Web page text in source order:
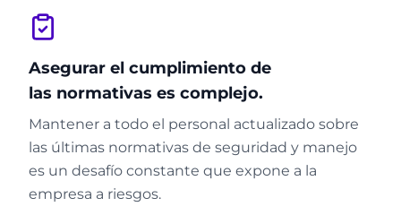
Asegurar el cumplimiento de
las normativas es complejo.
Mantener a todo el personal actualizado sobre
las últimas normativas de seguridad y manejo
es un desafío constante que expone a la
empresa a riesgos.